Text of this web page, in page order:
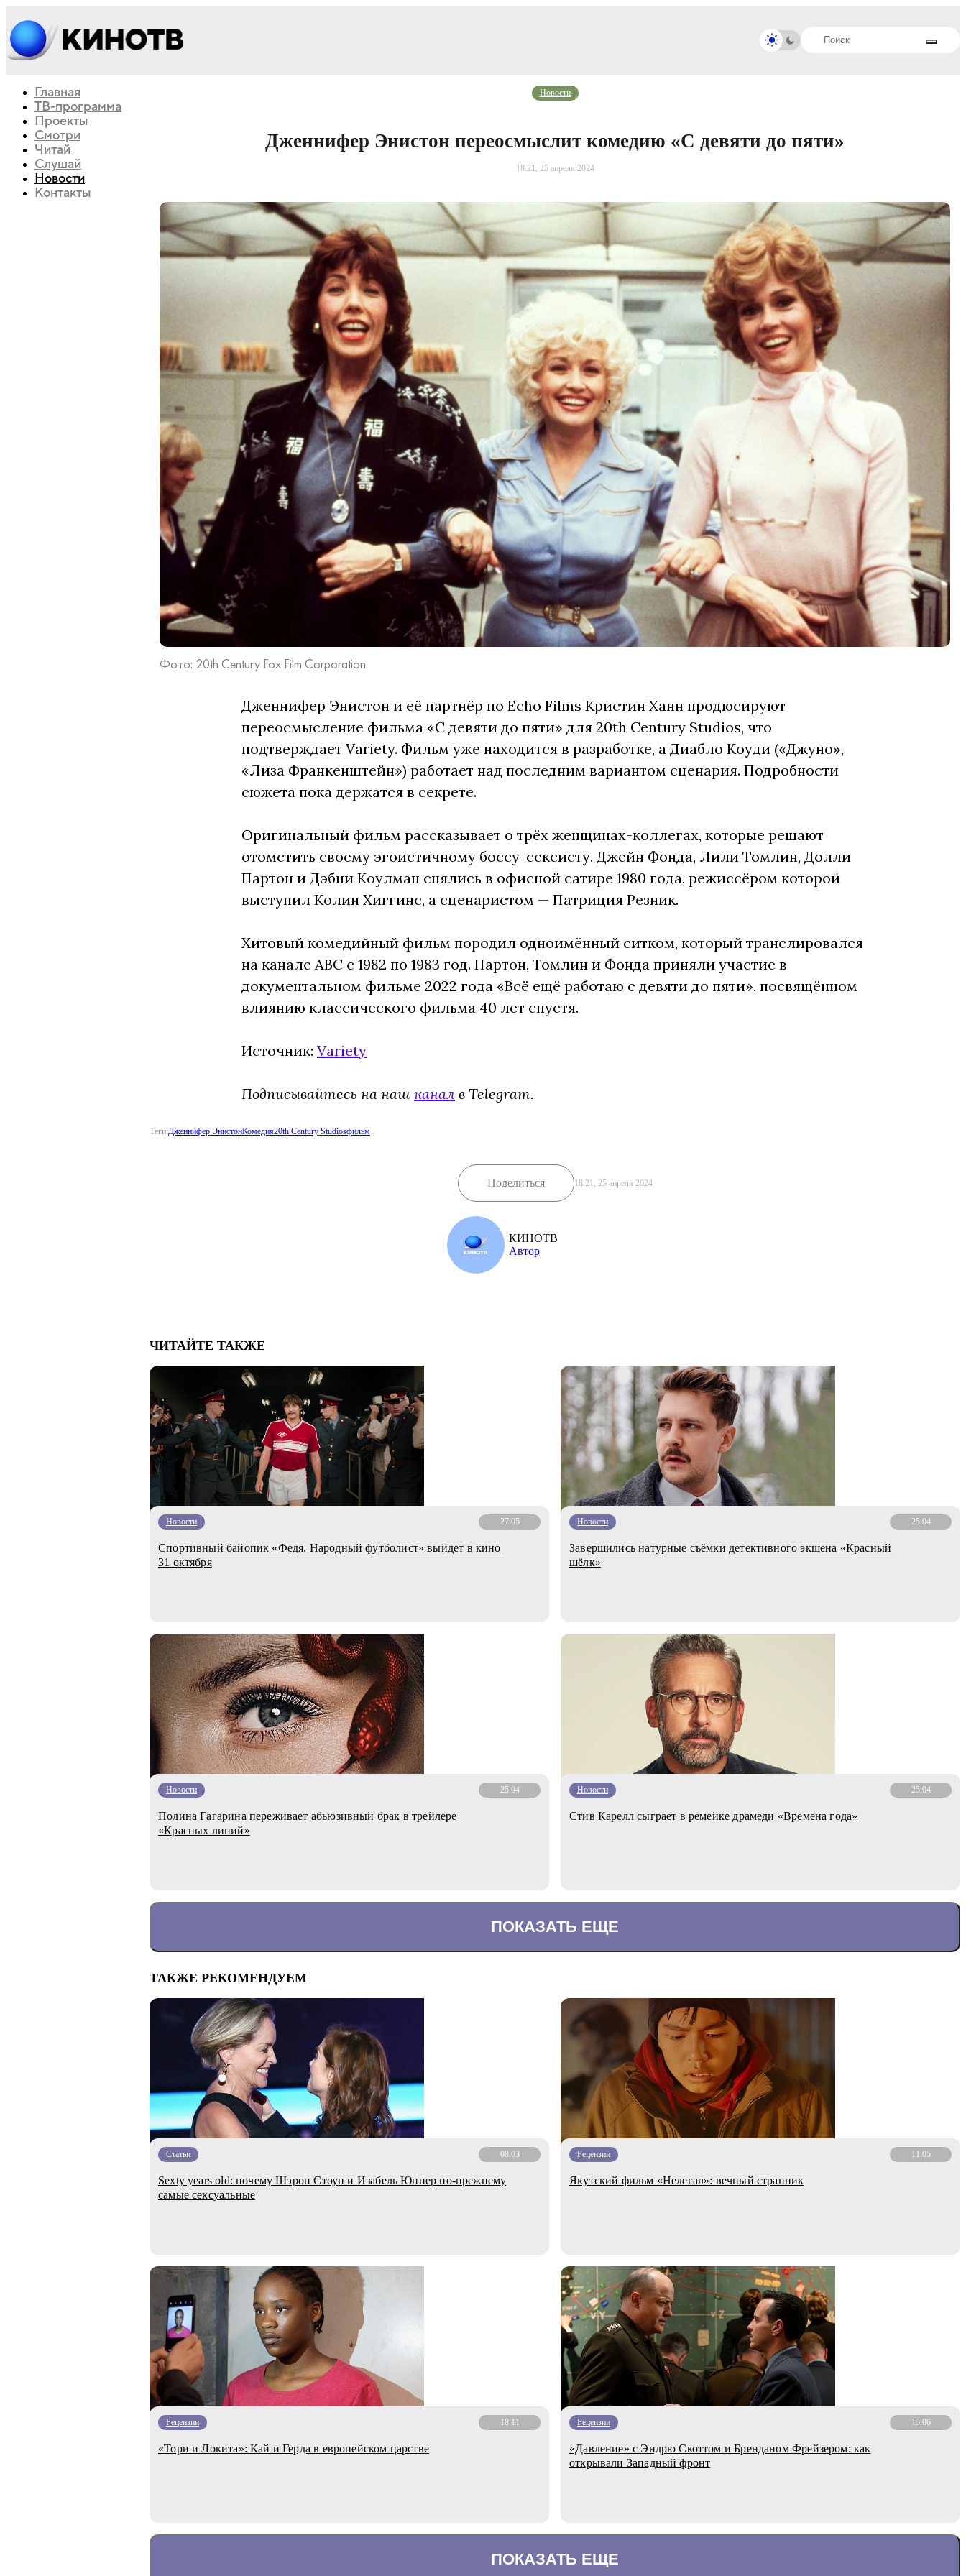
Главная
ТВ-программа
Проекты
Смотри
Читай
Слушай
Новости
Контакты
Новости
Дженнифер Энистон переосмыслит комедию «С девяти до пяти»
18:21, 25 апреля 2024
Фото: 20th Century Fox Film Corporation
Дженнифер Энистон и её партнёр по Echo Films Кристин Ханн продюсируют
переосмысление фильма «С девяти до пяти» для 20th Century Studios, что
подтверждает Variety. Фильм уже находится в разработке, а Диабло Коуди («Джуно»,
«Лиза Франкенштейн») работает над последним вариантом сценария. Подробности
сюжета пока держатся в секрете.
Оригинальный фильм рассказывает о трёх женщинах-коллегах, которые решают
отомстить своему эгоистичному боссу-сексисту. Джейн Фонда, Лили Томлин, Долли
Партон и Дэбни Коулман снялись в офисной сатире 1980 года, режиссёром которой
выступил Колин Хиггинс, а сценаристом — Патриция Резник.
Хитовый комедийный фильм породил одноимённый ситком, который транслировался
на канале ABC с 1982 по 1983 год. Партон, Томлин и Фонда приняли участие в
документальном фильме 2022 года «Всё ещё работаю с девяти до пяти», посвящённом
влиянию классического фильма 40 лет спустя.
Источник: Variety
Подписывайтесь на наш канал в Telegram.
Теги:Дженнифер ЭнистонКомедия20th Century Studiosфильм
Поделиться 18:21, 25 апреля 2024
КИНОТВ
Автор
ЧИТАЙТЕ ТАКЖЕ
Новости 27.05
Спортивный байопик «Федя. Народный футболист» выйдет в кино
31 октября
Новости 25.04
Завершились натурные съёмки детективного экшена «Красный
шёлк»
Новости 25.04
Полина Гагарина переживает абьюзивный брак в трейлере
«Красных линий»
Новости 25.04
Стив Карелл сыграет в ремейке драмеди «Времена года»
ПОКАЗАТЬ ЕЩЕ
ТАКЖЕ РЕКОМЕНДУЕМ
Статьи 08.03
Sexty years old: почему Шэрон Стоун и Изабель Юппер по-прежнему
самые сексуальные
Рецензии 11.05
Якутский фильм «Нелегал»: вечный странник
Рецензии 18.11
«Тори и Локита»: Кай и Герда в европейском царстве
Рецензии 15.06
«Давление» с Эндрю Скоттом и Бренданом Фрейзером: как
открывали Западный фронт
ПОКАЗАТЬ ЕЩЕ